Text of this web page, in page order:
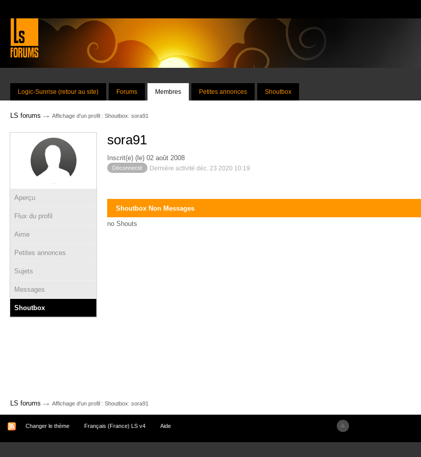
Logic-Sunrise (retour au site) Forums Membres Petites annonces Shoutbox
LS forums → Affichage d'un profil : Shoutbox: sora91
Aperçu
Flux du profil
Aime
Petites annonces
Sujets
Messages
Shoutbox
sora91
Inscrit(e) (le) 02 août 2008
Déconnecté Dernière activité déc. 23 2020 10:19
Shoutbox Non Messages
no Shouts
LS forums → Affichage d'un profil : Shoutbox: sora91
Changer le thème Français (France) LS v4 Aide